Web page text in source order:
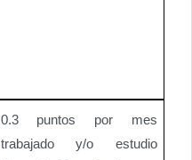
0.3 puntos por mes
trabajado y/o estudio